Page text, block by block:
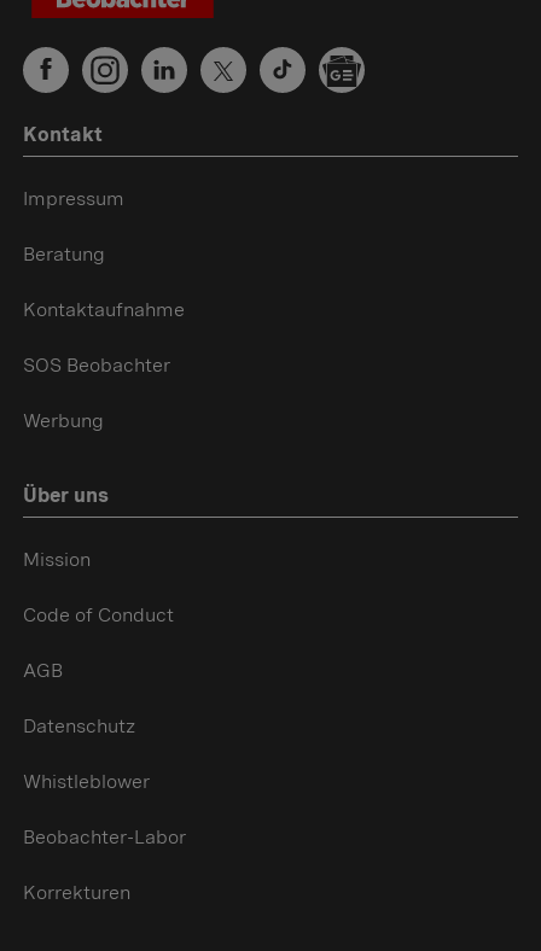
Kontakt
Impressum
Beratung
Kontaktaufnahme
SOS Beobachter
Werbung
Über uns
Mission
Code of Conduct
AGB
Datenschutz
Whistleblower
Beobachter-Labor
Korrekturen